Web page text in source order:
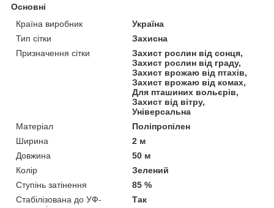
Основні
Країна виробник
Україна
Тип сітки
Захисна
Призначення сітки
Захист рослин від сонця,
Захист рослин від граду,
Захист врожаю від птахів,
Захист врожаю від комах,
Для пташиних вольєрів,
Захист від вітру,
Універсальна
Матеріал
Поліпропілен
Ширина
2 м
Довжина
50 м
Колір
Зелений
Ступінь затінення
85 %
Стабілізована до УФ-
Так